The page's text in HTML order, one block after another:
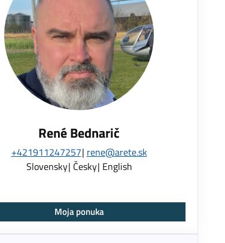
René Bednarič
+421911247257 rene@arete.sk
Slovensky Česky English
Moja ponuka